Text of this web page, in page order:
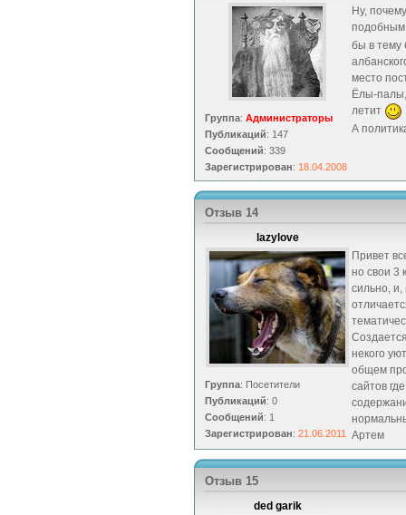
Группа: Администраторы
Публикаций: 147
Сообщений: 339
Зарегистрирован: 18.04.2008
Ну,
подобным
бы в тему
место
Ёлы-
летит
А
Отзыв 14
lazylove
Группа: Посетители
Публикаций: 0
Сообщений: 1
Зарегистрирован: 21.06.2011
Привет
но свои 3
сильно, и,
некого
общем
сайтов
Артем
Отзыв 15
ded garik